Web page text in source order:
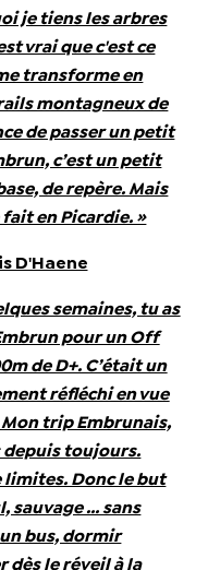
je tiens les arbres
vrai que c'est ce
transforme en
montagneux de
de passer un petit
c’est un petit
de repère. Mais
en Picardie. »
D'Haene
semaines, tu as
pour un Off
de D+. C’était un
réfléchi en vue
Mon trip Embrunais,
depuis toujours.
limites. Donc le but
sauvage … sans
bus, dormir
dès le réveil à la